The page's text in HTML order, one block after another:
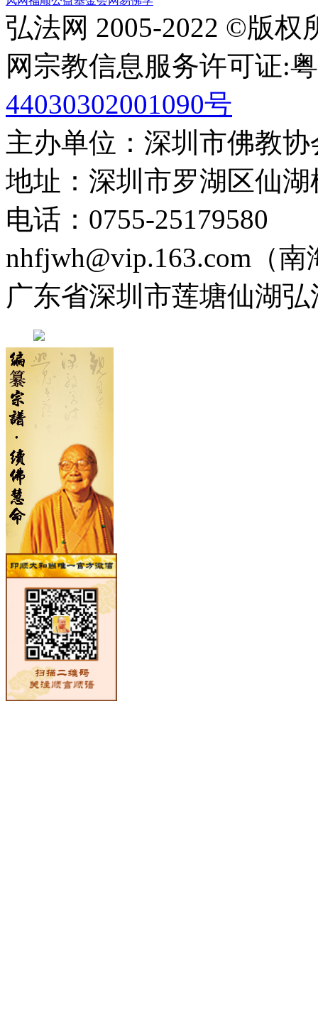
弘法网 2005-2022 ©版权
网宗教信息服务许可证:
44030302001090号
主办单位：深圳市佛教
地址：深圳市罗湖区仙
电话：0755-25179580
nhfjwh@vip.163.com（南
广东省深圳市莲塘仙湖弘